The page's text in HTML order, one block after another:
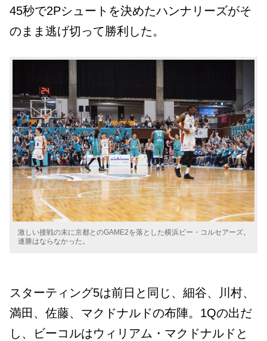
45秒で2Pシュートを決めたハンナリーズがそ
のまま逃げ切って勝利した。
激しい接戦の末に京都とのGAME2を落とした横浜ビー・コルセアーズ。
連勝はならなかった。
スターティング5は前日と同じ、細谷、川村、
満田、佐藤、マクドナルドの布陣。1Qの出だ
し、ビーコルはウィリアム・マクドナルドと